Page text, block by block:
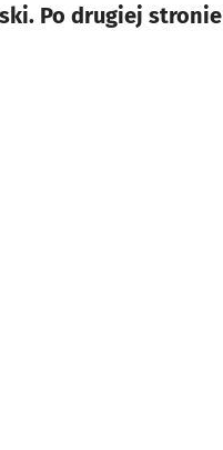
Po drugiej stronie